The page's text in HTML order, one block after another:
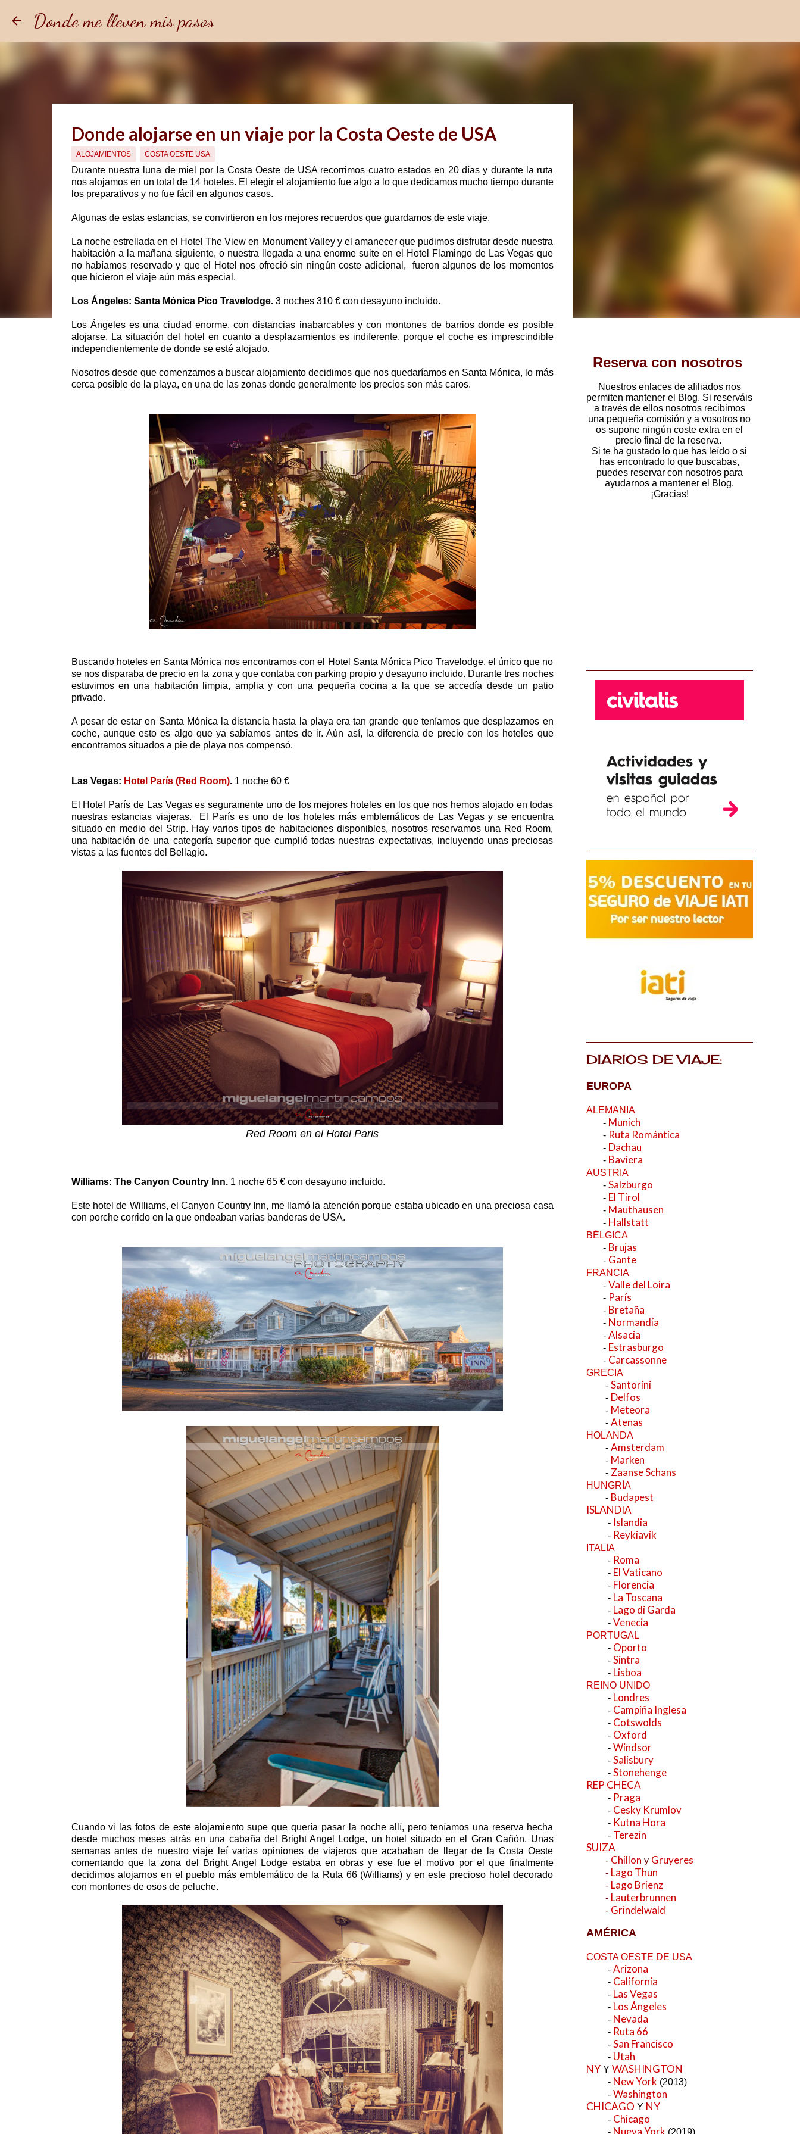
Donde me lleven mis pasos
Donde alojarse en un viaje por la Costa Oeste de USA
ALOJAMIENTOS COSTA OESTE USA
Durante nuestra luna de miel por la Costa Oeste de USA recorrimos cuatro estados en 20 días y durante la ruta
nos alojamos en un total de 14 hoteles. El elegir el alojamiento fue algo a lo que dedicamos mucho tiempo durante
los preparativos y no fue fácil en algunos casos.
Algunas de estas estancias, se convirtieron en los mejores recuerdos que guardamos de este viaje.
La noche estrellada en el Hotel The View en Monument Valley y el amanecer que pudimos disfrutar desde nuestra
habitación a la mañana siguiente, o nuestra llegada a una enorme suite en el Hotel Flamingo de Las Vegas que
no habíamos reservado y que el Hotel nos ofreció sin ningún coste adicional,
fueron algunos de los momentos
que hicieron el viaje aún más especial.
Los Ángeles: Santa Mónica Pico Travelodge.3 noches 310 € con desayuno incluido.
Los Ángeles es una ciudad enorme, con distancias inabarcables y con montones de barrios donde es posible
alojarse. La situación del hotel en cuanto a desplazamientos es indiferente, porque el coche es imprescindible
independientemente de donde se esté alojado.
Nosotros desde que comenzamos a buscar alojamiento decidimos que nos quedaríamos en Santa Mónica, lo más
cerca posible de la playa, en una de las zonas donde generalmente los precios son más caros.
Buscando hoteles en Santa Mónica nos encontramos con el Hotel Santa Mónica Pico Travelodge, el único que no
se nos disparaba de precio en la zona y que contaba con parking propio y desayuno incluido. Durante tres noches
estuvimos en una habitación limpia, amplia y con una pequeña cocina a la que se accedía desde un patio
privado.
A pesar de estar en Santa Mónica la distancia hasta la playa era tan grande que teníamos que desplazarnos en
coche, aunque esto es algo que ya sabíamos antes de ir. Aún así, la diferencia de precio con los hoteles que
encontramos situados a pie de playa nos compensó.
Las Vegas: Hotel París (Red Room). 1 noche 60 €
El Hotel París de Las Vegas es seguramente uno de los mejores hoteles en los que nos hemos alojado en todas
nuestras estancias viajeras.
El París es uno de los hoteles más emblemáticos de Las Vegas y se encuentra
situado en medio del Strip. Hay varios tipos de habitaciones disponibles, nosotros reservamos una Red Room,
una habitación de una categoría superior que cumplió todas nuestras expectativas, incluyendo unas preciosas
vistas a las fuentes del Bellagio.
Red Room en el Hotel Paris
Williams: The Canyon Country Inn.1 noche 65 € con desayuno incluido.
Este hotel de Williams, el Canyon Country Inn, me llamó la atención porque estaba ubicado en una preciosa casa
con porche corrido en la que ondeaban varias banderas de USA.
Cuando vi las fotos de este alojamiento supe que quería pasar la noche allí, pero teníamos una reserva hecha
desde muchos meses atrás en una cabaña del Bright Angel Lodge, un hotel situado en el Gran Cañón. Unas
semanas antes de nuestro viaje leí varias opiniones de viajeros que acababan de llegar de la Costa Oeste
comentando que la zona del Bright Angel Lodge estaba en obras y ese fue el motivo por el que finalmente
decidimos alojarnos en el pueblo más emblemático de la Ruta 66 (Williams) y en este precioso hotel decorado
con montones de osos de peluche.
Reserva con nosotros
Nuestros enlaces de afiliados nos
permiten mantener el Blog. Si reserváis
a través de ellos nosotros recibimos
una pequeña comisión y a vosotros no
os supone ningún coste extra en el
precio final de la reserva.
Si te ha gustado lo que has leído o si
has encontrado lo que buscabas,
puedes reservar con nosotros para
ayudarnos a mantener el Blog.
¡Gracias!
DIARIOS DE VIAJE:
EUROPA
ALEMANIA
- Munich
- Ruta Romántica
- Dachau
- Baviera
AUSTRIA
- Salzburgo
- El Tirol
- Mauthausen
- Hallstatt
BÉLGICA
- Brujas
- Gante
FRANCIA
- Valle del Loira
- París
- Bretaña
- Normandía
- Alsacia
- Estrasburgo
- Carcassonne
GRECIA
- Santorini
- Delfos
- Meteora
- Atenas
HOLANDA
- Amsterdam
- Marken
- Zaanse Schans
HUNGRÍA
- Budapest
ISLANDIA
- Islandia
- Reykiavik
ITALIA
- Roma
- El Vaticano
- Florencia
- La Toscana
- Lago di Garda
- Venecia
PORTUGAL
- Oporto
- Sintra
- Lisboa
REINO UNIDO
- Londres
- Campiña Inglesa
- Cotswolds
- Oxford
- Windsor
- Salisbury
- Stonehenge
REP CHECA
- Praga
- Cesky Krumlov
- Kutna Hora
- Terezin
SUIZA
- Chillon y Gruyeres
- Lago Thun
- Lago Brienz
- Lauterbrunnen
- Grindelwald
AMÉRICA
COSTA OESTE DE USA
- Arizona
- California
- Las Vegas
- Los Ángeles
- Nevada
- Ruta 66
- San Francisco
- Utah
NY Y WASHINGTON
- New York (2013)
- Washington
CHICAGO Y NY
- Chicago
- Nueva York (2019)